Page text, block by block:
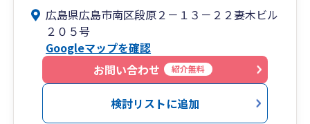
広島県広島市南区段原２－１３－２２妻木ビル
２０５号
Googleマップを確認
お問い合わせ
紹介無料
検討リストに追加